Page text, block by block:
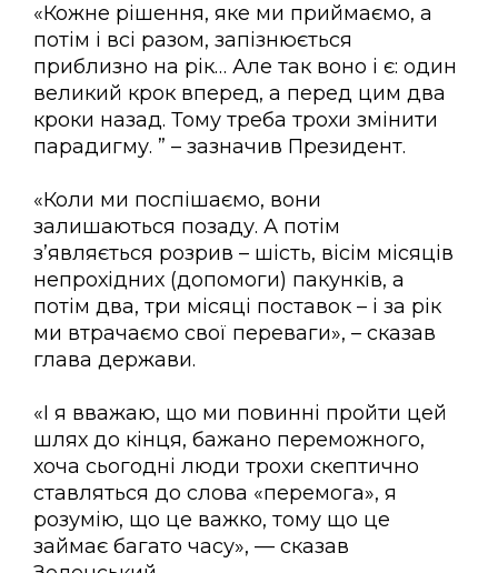
«Кожне рішення, яке ми приймаємо, а
потім і всі разом, запізнюється
приблизно на рік… Але так воно і є: один
великий крок вперед, а перед цим два
кроки назад. Тому треба трохи змінити
парадигму. ” – зазначив Президент.
«Коли ми поспішаємо, вони
залишаються позаду. А потім
з’являється розрив – шість, вісім місяців
непрохідних (допомоги) пакунків, а
потім два, три місяці поставок – і за рік
ми втрачаємо свої переваги», – сказав
глава держави.
«І я вважаю, що ми повинні пройти цей
шлях до кінця, бажано переможного,
хоча сьогодні люди трохи скептично
ставляться до слова «перемога», я
розумію, що це важко, тому що це
займає багато часу», — сказав